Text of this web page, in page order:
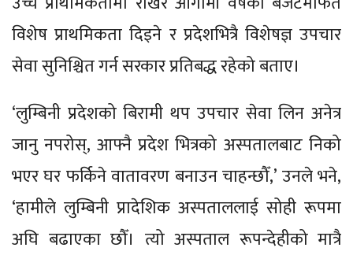
विशेष प्राथमिकता दिइने र प्रदेशभित्रै विशेषज्ञ उपचार
सेवा सुनिश्चित गर्न सरकार प्रतिबद्ध रहेको बताए।
‘लुम्बिनी प्रदेशको बिरामी थप उपचार सेवा लिन अनेत्र
जानु नपरोस्, आफ्नै प्रदेश भित्रको अस्पतालबाट निको
भएर घर फर्किने वातावरण बनाउन चाहन्छौँ,’ उनले भने,
‘हामीले लुम्बिनी प्रादेशिक अस्पताललाई सोही रूपमा
अघि बढाएका छौँ। त्यो अस्पताल रूपन्देहीको मात्रै